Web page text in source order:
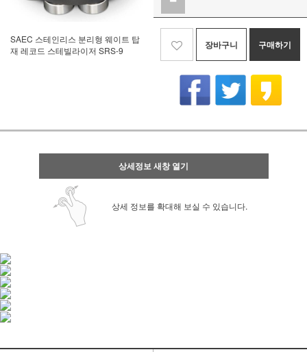
SAEC 스테인리스 분리형 웨이트 탑
재 레코드 스테빌라이저 SRS-9
장바구니 구매하기
상세정보 새창 열기
상세 정보를 확대해 보실 수 있습니다.